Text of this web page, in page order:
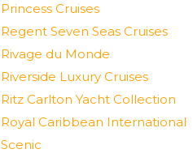
Princess Cruises
Regent Seven Seas Cruises
Rivage du Monde
Riverside Luxury Cruises
Ritz Carlton Yacht Collection
Royal Caribbean International
Scenic